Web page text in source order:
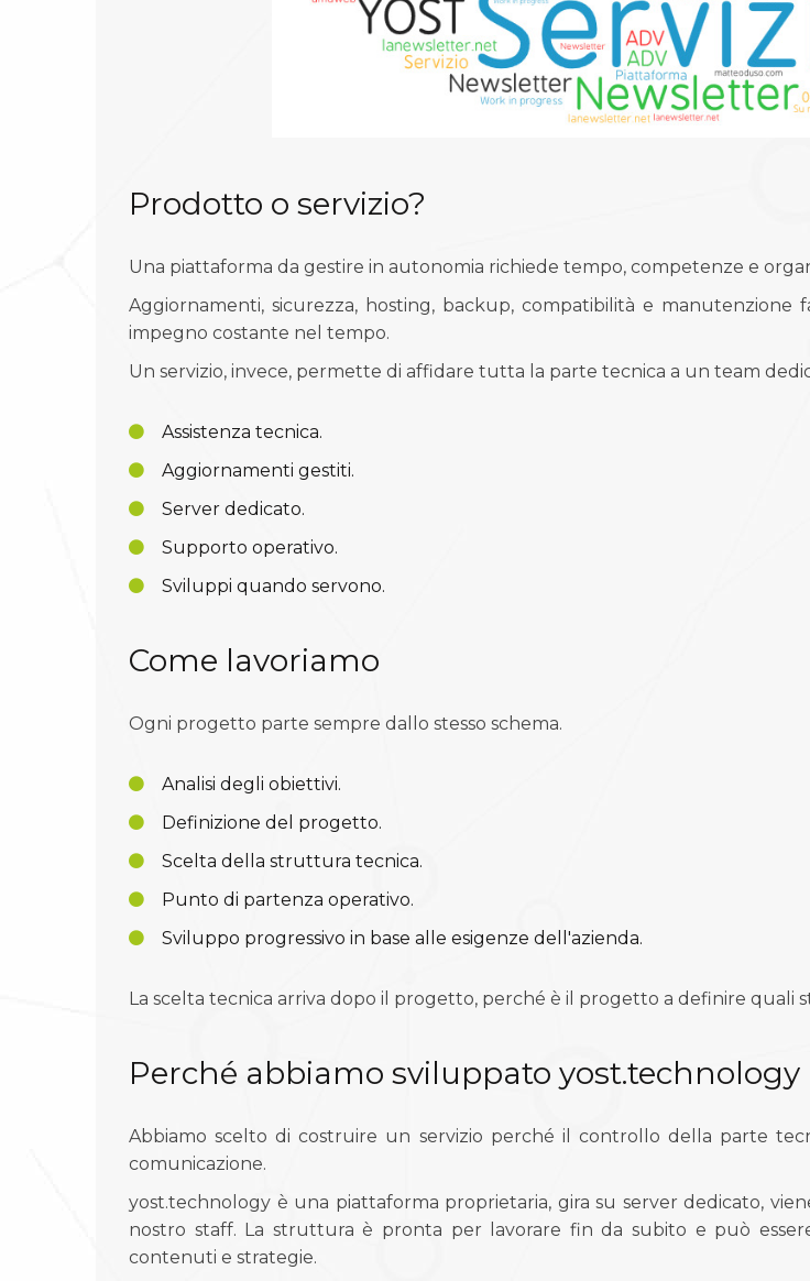
Prodotto o servizio?
Una piattaforma da gestire in autonomia richiede tempo, competenze e
Aggiornamenti, sicurezza, hosting, backup, compatibilità e
impegno costante nel tempo.
Un servizio, invece, permette di affidare tutta la parte tecnica a un team
Assistenza tecnica.
Aggiornamenti gestiti.
Server dedicato.
Supporto operativo.
Sviluppi quando servono.
Come lavoriamo
Ogni progetto parte sempre dallo stesso schema.
Analisi degli obiettivi.
Definizione del progetto.
Scelta della struttura tecnica.
Punto di partenza operativo.
Sviluppo progressivo in base alle esigenze dell'azienda.
La scelta tecnica arriva dopo il progetto, perché è il progetto a definire quali
Perché abbiamo sviluppato yost.technology
Abbiamo scelto di costruire un servizio perché il controllo della parte
comunicazione.
yost.technology è una piattaforma proprietaria, gira su server dedicato,
nostro staff. La struttura è pronta per lavorare fin da subito e può
contenuti e strategie.